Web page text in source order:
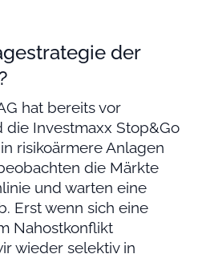
der
hat bereits vor
Investmaxx Stop&Go
risikoärmere Anlagen
die Märkte
und warten eine
Erst wenn sich eine
Nahostkonflikt
wieder selektiv in